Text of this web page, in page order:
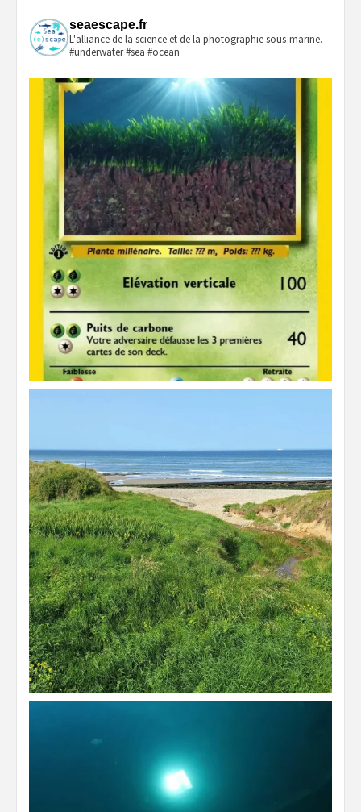
seaescape.fr
L'alliance de la science et de la photographie sous-marine.
#underwater #sea #ocean